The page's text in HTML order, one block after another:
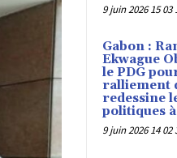
9 juin 2026 15 03
Gabon :
Ekwague
le PDG
ralliement
redessine
politiques
9 juin 2026 14 02